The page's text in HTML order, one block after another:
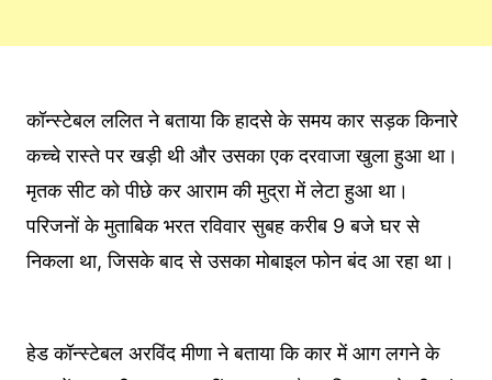
कॉन्स्टेबल ललित ने बताया कि हादसे के समय कार सड़क किनारे
कच्चे रास्ते पर खड़ी थी और उसका एक दरवाजा खुला हुआ था।
मृतक सीट को पीछे कर आराम की मुद्रा में लेटा हुआ था।
परिजनों के मुताबिक भरत रविवार सुबह करीब 9 बजे घर से
निकला था, जिसके बाद से उसका मोबाइल फोन बंद आ रहा था।
हेड कॉन्स्टेबल अरविंद मीणा ने बताया कि कार में आग लगने के